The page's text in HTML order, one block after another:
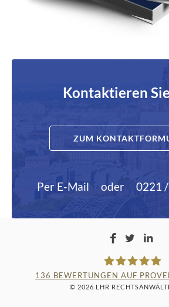
Kontaktieren
ZUM
Per E-Mail oder 0221
136 BEWERTUNGEN AUF
© 2026 LHR